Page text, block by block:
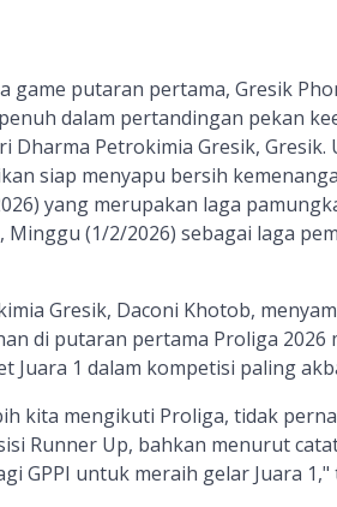
game putaran pertama, Gresik
dalam pertandingan pekan
Dharma Petrokimia Gresik,
siap menyapu bersih
yang merupakan laga
Minggu (1/2/2026) sebagai laga
Gresik, Daconi Khotob,
di putaran pertama Proliga 2026
Juara 1 dalam kompetisi paling
kita mengikuti Proliga, tidak
Runner Up, bahkan menurut
GPPI untuk meraih gelar Juara 1,"